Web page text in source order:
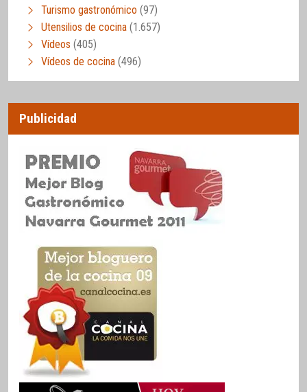
Turismo gastronómico (97)
Utensilios de cocina (1.657)
Vídeos (405)
Vídeos de cocina (496)
Publicidad